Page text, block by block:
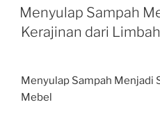
ON
Menyulap Sampah
Kerajinan dari
Menyulap Sampah Menjadi
Mebel